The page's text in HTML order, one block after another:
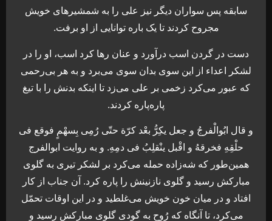
سابقه پس سواران دیگر نیز علی را به شمشیرهای خویش
مجروح کردند تا یک باره توانایی از او برفت.
دست در گردن اسب درآورد و عنان رها کرد اسب، او را در
لشکر اعداء از این سوی بدان سوی می‌برد و به هر بی‌رحمی
که عبور می‌کرد زخمی بر علی می‌زد تا اینکه بدنش را با تیغ
پاره‌پاره کردند.
و قال ابُوالْفرجُ و جعل یکِرُّ بعْد کرّة حتّی رُمِی بِسهْمٍ فوقع فی
حلْقِهِ فخرقهُ و اقْبل ینْقلِبُ فی دمِهِ. و به روایت ابوالفرج
همین‌طور که شه‌زاده حمله می‌کرد بر لشکر تیری به گلوی
مبارکش رسید و گلوی نازنینش را پاره کرد. آن جناب از کار
افتاد و در میان خون خویش می‌غلطید و در این اوقات تحمّل
می‌کرد، تا آنگاه که رُوح به گودی گلوی مبارکش رسید و